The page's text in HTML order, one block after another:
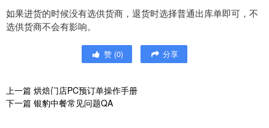
如果进货的时候没有选供货商，退货时选择普通出库单即可，不
选供货商不会有影响。
赞 (0) 分享
上一篇 烘焙门店PC预订单操作手册
下一篇 银豹中餐常见问题QA